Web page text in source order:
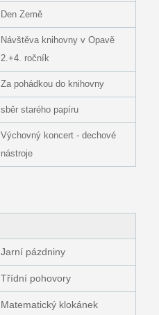
Den Země
Návštěva knihovny v Opavě
2.+4. ročník
Za pohádkou do knihovny
sběr starého papíru
Výchovný koncert - dechové
nástroje
Jarní pázdniny
Třídní pohovory
Matematický klokánek